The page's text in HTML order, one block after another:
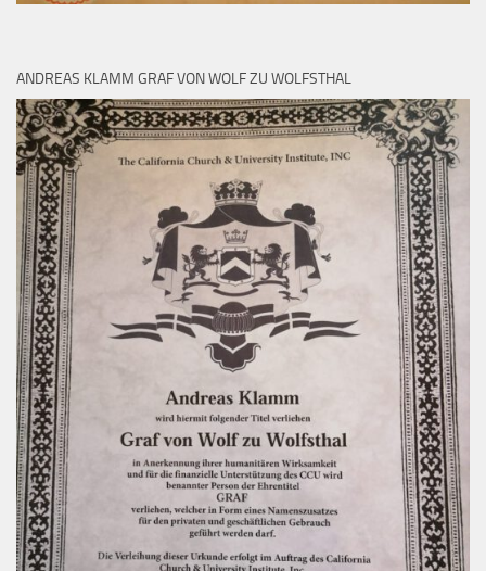
ANDREAS KLAMM GRAF VON WOLF ZU WOLFSTHAL